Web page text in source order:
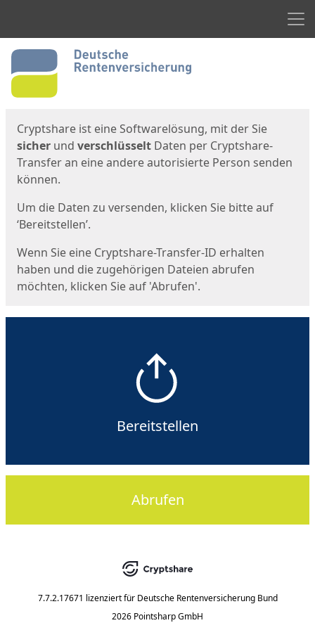
Start
Cryptshare ist eine Softwarelösung, mit der Sie
sicher und verschlüsselt Daten per Cryptshare-
Transfer an eine andere autorisierte Person senden
können.
Um die Daten zu versenden, klicken Sie bitte auf
‘Bereitstellen’.
Wenn Sie eine Cryptshare-Transfer-ID erhalten
haben und die zugehörigen Dateien abrufen
möchten, klicken Sie auf 'Abrufen'.
Bereitstellen
Abrufen
7.7.2.17671 lizenziert für Deutsche Rentenversicherung Bund
2026 Pointsharp GmbH